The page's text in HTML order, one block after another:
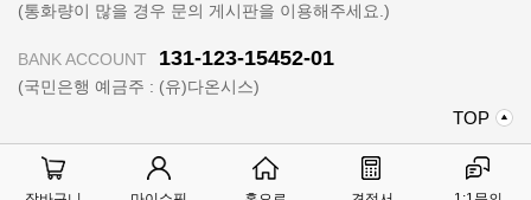
(통화량이 많을 경우 문의 게시판을 이용해주세요.)
BANK ACCOUNT 131-123-15452-01
(국민은행 예금주 : (유)다온시스)
TOP위
로
가